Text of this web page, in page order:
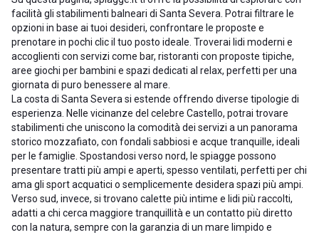
facilità gli stabilimenti balneari di Santa Severa. Potrai filtrare le
opzioni in base ai tuoi desideri, confrontare le proposte e
prenotare in pochi clic il tuo posto ideale. Troverai lidi moderni e
accoglienti con servizi come bar, ristoranti con proposte tipiche,
aree giochi per bambini e spazi dedicati al relax, perfetti per una
giornata di puro benessere al mare.
La costa di Santa Severa si estende offrendo diverse tipologie di
esperienza. Nelle vicinanze del celebre Castello, potrai trovare
stabilimenti che uniscono la comodità dei servizi a un panorama
storico mozzafiato, con fondali sabbiosi e acque tranquille, ideali
per le famiglie. Spostandosi verso nord, le spiagge possono
presentare tratti più ampi e aperti, spesso ventilati, perfetti per chi
ama gli sport acquatici o semplicemente desidera spazi più ampi.
Verso sud, invece, si trovano calette più intime e lidi più raccolti,
adatti a chi cerca maggiore tranquillità e un contatto più diretto
con la natura, sempre con la garanzia di un mare limpido e